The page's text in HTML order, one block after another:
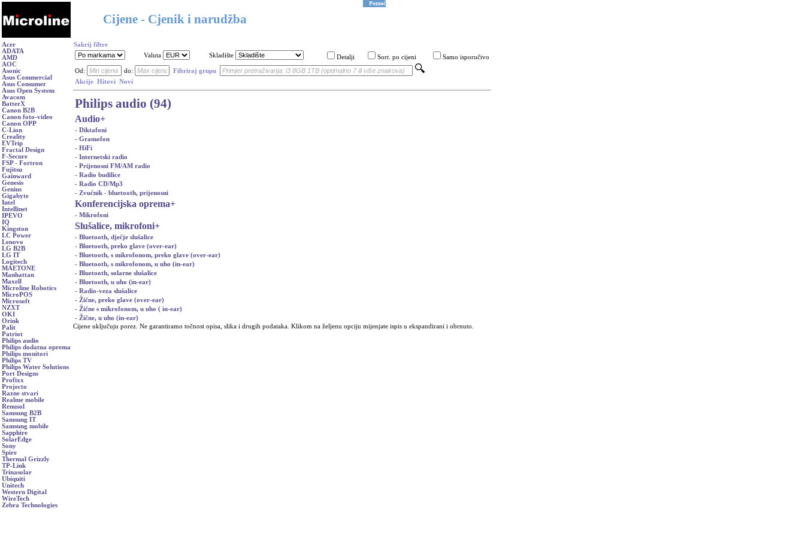
Cijene - Cjenik i narudžba
Pomoć
Acer
ADATA
AMD
AOC
Asonic
Asus Commercial
Asus Consumer
Asus Open System
Avacom
BatterX
Canon B2B
Canon foto-video
Canon OPP
C-Lion
Creality
EVTrip
Fractal Design
F-Secure
FSP - Fortron
Fujitsu
Gainward
Genesis
Genius
Gigabyte
Intel
Intellinet
IPEVO
IQ
Kingston
LC Power
Lenovo
LG B2B
LG IT
Logitech
MAETONE
Manhattan
Maxell
Microline Robotics
MicroPOS
Microsoft
NZXT
OKI
Orink
Palit
Patriot
Philips audio
Philips dodatna oprema
Philips monitori
Philips TV
Philips Water Solutions
Port Designs
Profixx
Projecto
Razne stvari
Realme mobile
Renusol
Samsung B2B
Samsung IT
Samsung mobile
Sapphire
SolarEdge
Sony
Spire
Thermal Grizzly
TP-Link
Trinasolar
Ubiquiti
Unitech
Western Digital
WireTech
Zebra Technologies
Sakrij filtre
Valuta
Skladište Detalji Sort. po cijeni Samo isporučivo
Od: do:
Filtriraj grupu
Akcije Hitovi Novi
Philips audio (94)
Audio+
- Diktafoni
- Gramofon
- HiFi
- Internetski radio
- Prijenosni FM/AM radio
- Radio budilice
- Radio CD/Mp3
- Zvučnik - bluetooth, prijenosni
Konferencijska oprema+
- Mikrofoni
Slušalice, mikrofoni+
- Bluetooth, dječje slušalice
- Bluetooth, preko glave (over-ear)
- Bluetooth, s mikrofonom, preko glave (over-ear)
- Bluetooth, s mikrofonom, u uho (in-ear)
- Bluetooth, solarne slušalice
- Bluetooth, u uho (in-ear)
- Radio-veza slušalice
- Žične, preko glave (over-ear)
- Žične s mikrofonom, u uho ( in-ear)
- Žične, u uho (in-ear)
Cijene uključuju porez. Ne garantiramo točnost opisa, slika i drugih podataka. Klikom na željenu opciju mijenjate ispis u ekspandirani i obrnuto.